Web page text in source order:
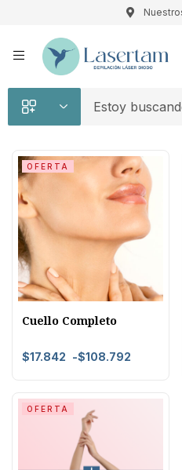
OFERTA
Cuello Completo
$17.842 -$108.792
OFERTA
Recuérdame
¿Crear